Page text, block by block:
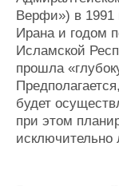
Верфи») в 1991
Ирана и годом
Исламской
прошла
будет
при этом
исключительно